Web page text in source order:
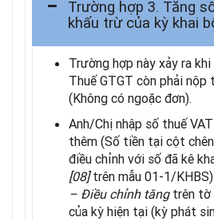
Trường hợp 3. Tăng
khấu trừ của kỳ khai
Trường hợp này xảy ra
Thuế GTGT còn phải nộp
(Không có ngoặc đơn).
Anh/Chị nhập số thuế
thêm (Số tiền tại cột
điều chỉnh với số đã kê
[08]trên mẫu 01-1/
– Điều chỉnh tăngtrên tờ
của kỳ hiện tại (kỳ phát